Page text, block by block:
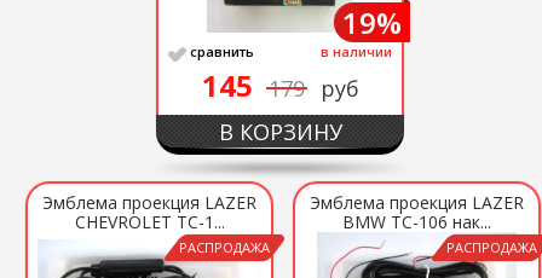
сравнить в наличии
145 179 руб
19%
В КОРЗИНУ
РАСПРОДАЖА
Эмблема проекция LAZER
CHEVROLET ТС-1...
РАСПРОДАЖА
Эмблема проекция LAZER
BMW ТС-106 нак...